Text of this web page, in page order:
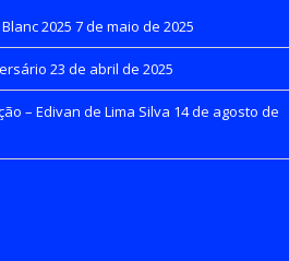
2025 7 de maio de 2025
23 de abril de 2025
– Edivan de Lima Silva 14 de agosto de